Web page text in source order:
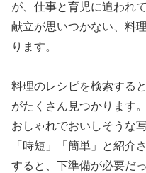
が、仕事と育児に追われ
献立が思いつかない、料
ります。
料理のレシピを検索する
がたくさん見つかります。
おしゃれでおいしそうな
「時短」「簡単」と紹介
すると、下準備が必要だ